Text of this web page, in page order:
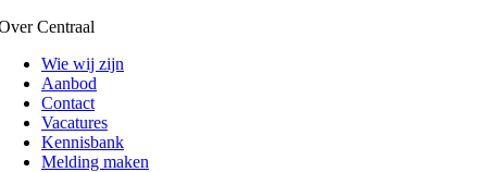
Centraal
Wie wij zijn
Aanbod
Contact
Vacatures
Kennisbank
Melding maken